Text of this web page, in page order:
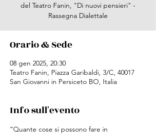
del Teatro Fanin, "Di nuovi pensieri" -
Rassegna Dialettale
Orario & Sede
08 gen 2025, 20:30
Teatro Fanin, Piazza Garibaldi, 3/C, 40017
San Giovanni in Persiceto BO, Italia
Info sull'evento
“Quante cose si possono fare in